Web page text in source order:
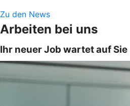
Zu den News
Arbeiten bei uns
Ihr neuer Job wartet auf Sie